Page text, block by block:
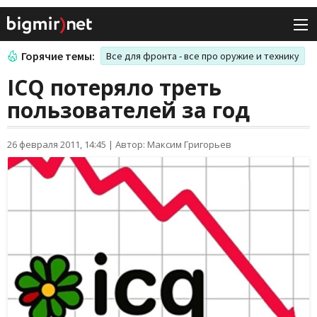
Горячие темы: Все для фронта - все про оружие и технику
ICQ потеряло треть
пользователей за год
26 февраля 2011, 14:45 | Автор: Максим Григорьев